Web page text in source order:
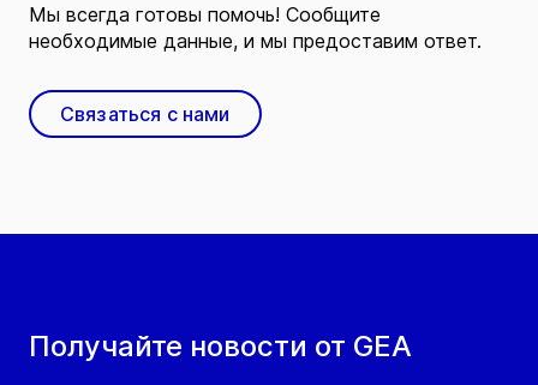
Получайте новости от GEA
Мы всегда готовы помочь! Сообщите
необходимые данные, и мы предоставим ответ.
Связаться с нами